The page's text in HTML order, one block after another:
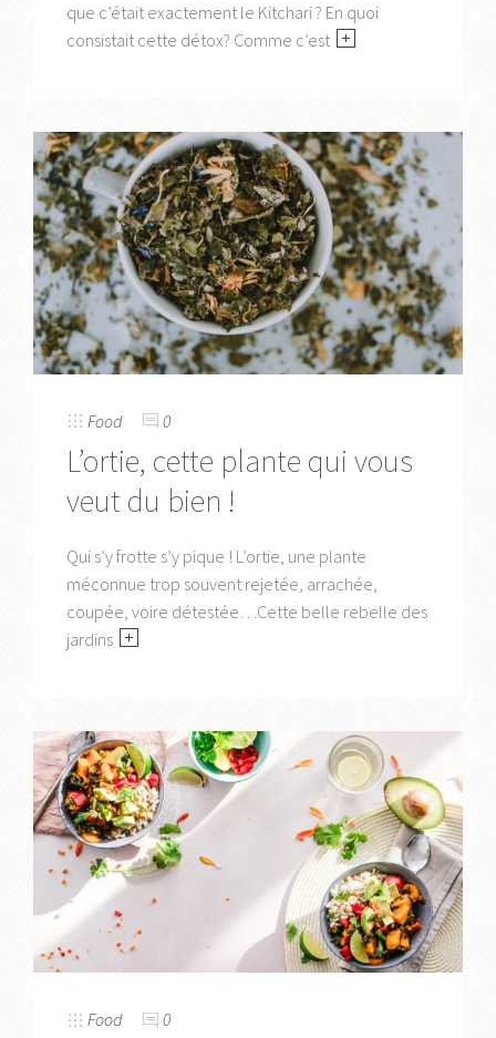
que c’était exactement le Kitchari ? En quoi
consistait cette détox? Comme c’est
Food 0
L’ortie, cette plante qui vous
veut du bien !
Qui s’y frotte s’y pique ! L’ortie, une plante
méconnue trop souvent rejetée, arrachée,
coupée, voire détestée…Cette belle rebelle des
jardins
Food 0